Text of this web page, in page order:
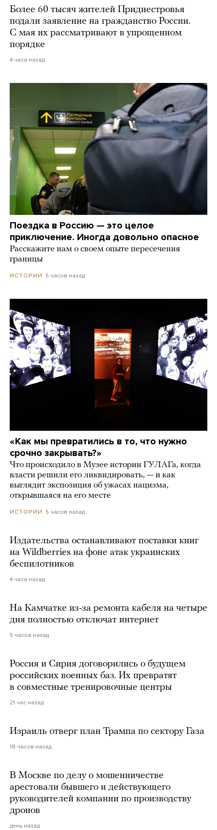
Более 60 тысяч жителей Приднестровья
подали заявление на гражданство России.
С мая их рассматривают в упрощенном
порядке
4 часа назад
Поездка в Россию — это целое
приключение. Иногда довольно опасное
Расскажите нам о своем опыте пересечения
границы
ИСТОРИИ 5 часов назад
«Как мы превратились в то, что нужно
срочно закрывать?»
Что происходило в Музее истории ГУЛАГа, когда
власти решили его ликвидировать, — и как
выглядит экспозиция об ужасах нацизма,
открывшаяся на его месте
ИСТОРИИ 5 часов назад
Издательства останавливают поставки книг
на Wildberries на фоне атак украинских
беспилотников
4 часа назад
На Камчатке из-за ремонта кабеля на четыре
дня полностью отключат интернет
5 часов назад
Россия и Сирия договорились о будущем
российских военных баз. Их превратят
в совместные тренировочные центры
21 час назад
Израиль отверг план Трампа по сектору Газа
18 часов назад
В Москве по делу о мошенничестве
арестовали бывшего и действующего
руководителей компании по производству
дронов
день назад